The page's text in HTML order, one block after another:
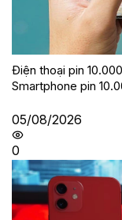
Điện thoại pin
Smartphone pin
05/08/2026
0